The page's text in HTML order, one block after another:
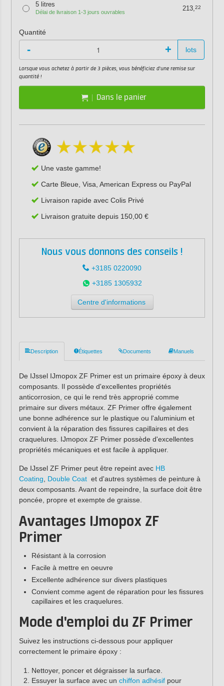
5 litres
Délai de livraison 1-3 jours ouvrables 213,22
Quantité
- + lots
Lorsque vous achetez à partir de 3 pièces, vous bénéficiez d'une remise sur
quantité !
Dans le panier
Une vaste gamme!
Carte Bleue, Visa, American Express ou PayPal
Livraison rapide avec Colis Privé
Livraison gratuite depuis 150,00 €
Nous vous donnons des conseils !
+3185 0220090
+3185 1305932
Centre d'informations
Description Étiquettes Documents Manuels
De IJssel IJmopox ZF Primer est un primaire époxy à deux
composants. Il possède d'excellentes propriétés
anticorrosion, ce qui le rend très approprié comme
primaire sur divers métaux. ZF Primer offre également
une bonne adhérence sur le plastique ou l'aluminium et
convient à la réparation des fissures capillaires et des
craquelures. IJmopox ZF Primer possède d'excellentes
propriétés mécaniques et est facile à appliquer.
De IJssel ZF Primer peut être repeint avec HB
Coating, Double Coatet d'autres systèmes de peinture à
deux composants. Avant de repeindre, la surface doit être
poncée, propre et exempte de graisse.
Avantages IJmopox ZF
Primer
Résistant à la corrosion
Facile à mettre en oeuvre
Excellente adhérence sur divers plastiques
Convient comme agent de réparation pour les fissures
capillaires et les craquelures.
Mode d'emploi du ZF Primer
Suivez les instructions ci-dessous pour appliquer
correctement le primaire époxy :
Nettoyer, poncer et dégraisser la surface.
Essuyer la surface avec un chiffon adhésifpour